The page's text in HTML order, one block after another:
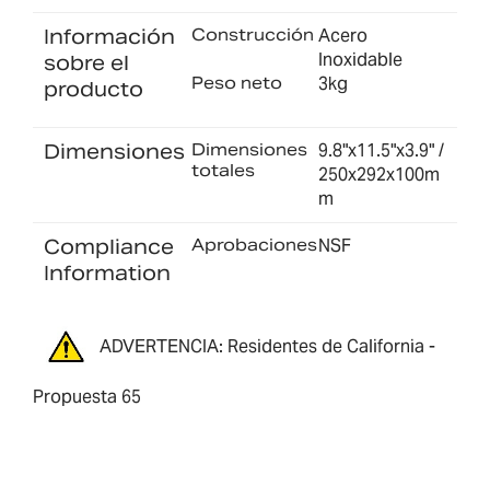
Información
sobre el
producto
Construcción Acero
Inoxidable
Peso neto 3kg
Dimensiones Dimensiones
totales
9.8"x11.5"x3.9" /
250x292x100m
m
Compliance
Information
AprobacionesNSF
ADVERTENCIA: Residentes de California -
Propuesta 65